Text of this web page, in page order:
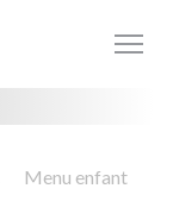
Menu enfant